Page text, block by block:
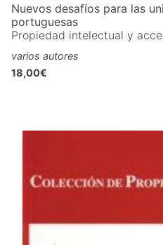
Nuevos desafíos para las
portuguesas
Propiedad intelectual y
varios autores
18,00€